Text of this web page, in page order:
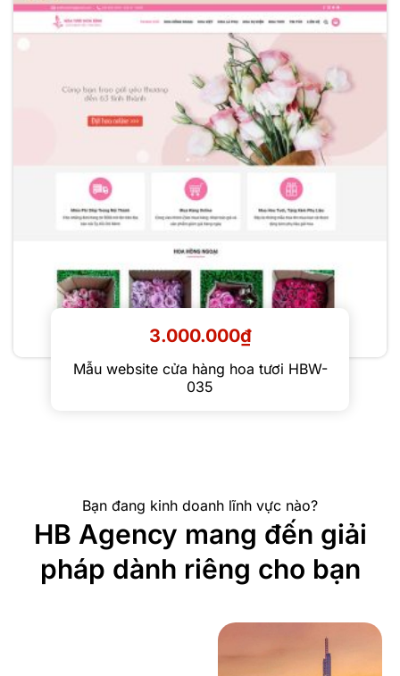
Mẫu website cửa hàng hoa tươi HBW-
035
3.000.000₫
Bạn đang kinh doanh lĩnh vực nào?
HB Agency mang đến giải
pháp dành riêng cho bạn